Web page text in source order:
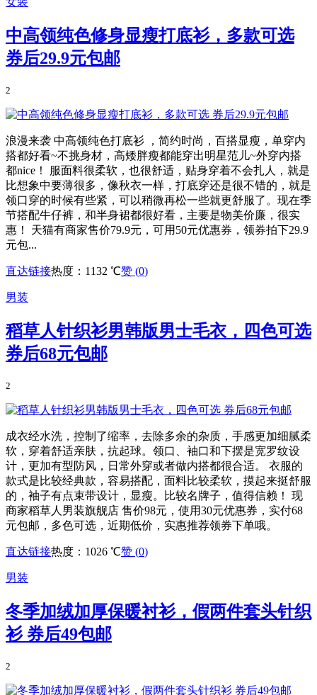
中高领纯色修身显瘦打底衫，多款可选
券后29.9元包邮
2
浪漫来袭 中高领纯色打底衫 ，简约时尚，百搭显瘦，单穿内
搭都好看~不挑身材，高矮胖瘦都能穿出明星范儿~外穿内搭
都nice！ 服面料很柔软，也很舒适，贴身穿着不会扎人，就是
比想象中要薄很多，像秋衣一样，打底穿还是很不错的，就是
领口穿的时候有些紧，可以稍微再松一些就更舒服了。现在季
节搭配牛仔裤，和半身裙都很好看，主要是物美价廉，很实
惠！ 天猫有商家售价79.9元，可用50元优惠券，领券拍下29.9
元包...
直达链接热度：1132 ℃赞 (0)
男装
稻草人针织衫男韩版男士毛衣，四色可选
券后68元包邮
2
成衣经水洗，控制了缩率，去除多余的杂质，手感更加细腻柔
软，穿着舒适亲肤，抗起球。领口、袖口和下摆是宽罗纹设
计，更加有型防风，日常外穿或者做内搭都很合适。 衣服的
款式是比较经典款，容易搭配，面料比较柔软，摸起来挺舒服
的，袖子有点束带设计，显瘦。比较名牌子，值得信赖！ 现
商家稻草人男装旗舰店 售价98元，使用30元优惠券，实付68
元包邮，多色可选，近期低价，实惠推荐领券下单哦。
直达链接热度：1026 ℃赞 (0)
男装
冬季加绒加厚保暖衬衫，假两件套头针织
衫 券后49包邮
2